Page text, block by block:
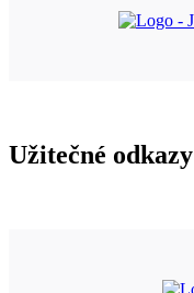
Užitečné odkazy